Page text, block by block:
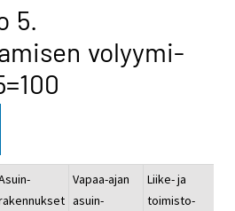
5.
volyymi-
Vapaa-ajan
asuin-
Liike- ja
toimisto-